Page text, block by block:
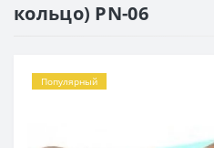
кольцо) PN-06
Популярный